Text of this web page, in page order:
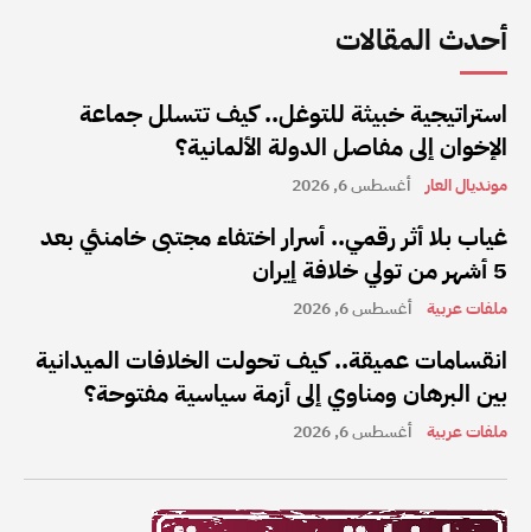
أحدث المقالات
استراتيجية خبيثة للتوغل.. كيف تتسلل جماعة
الإخوان إلى مفاصل الدولة الألمانية؟
مونديال العار أغسطس 6, 2026
غياب بلا أثر رقمي.. أسرار اختفاء مجتبى خامنئي بعد
5 أشهر من تولي خلافة إيران
ملفات عربية أغسطس 6, 2026
انقسامات عميقة.. كيف تحولت الخلافات الميدانية
بين البرهان ومناوي إلى أزمة سياسية مفتوحة؟
ملفات عربية أغسطس 6, 2026